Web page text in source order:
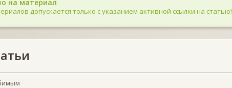
на материал
допускается только с указанием активной ссылки на статью!